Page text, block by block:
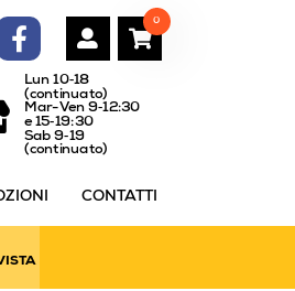
Lun 10‑18
(continuato)
Mar-Ven 9‑12:30
e 15‑19:30
Sab 9‑19
(continuato)
CONTATTI
0